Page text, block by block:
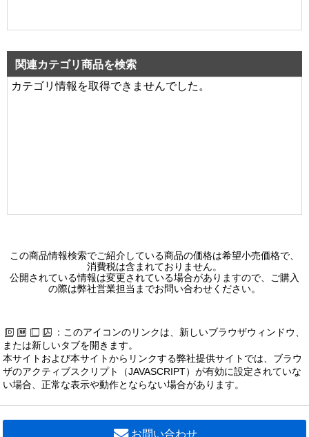
関連カテゴリ商品を検索
カテゴリ情報を取得できませんでした。
この商品情報検索でご紹介している商品の価格は希望小売価格で、
消費税は含まれておりません。
公開されている情報は変更されている場合がありますので、ご購入
の際は弊社営業担当までお問い合わせください。
：このアイコンのリンクは、新しいブラウザウィンドウ、
または新しいタブを開きます。
本サイトおよび本サイトからリンクする弊社提供サイトでは、ブラウ
ザのアクティブスクリプト（JAVASCRIPT）が有効に設定されていな
い場合、正常な表示や動作とならない場合があります。
お問い合わせ